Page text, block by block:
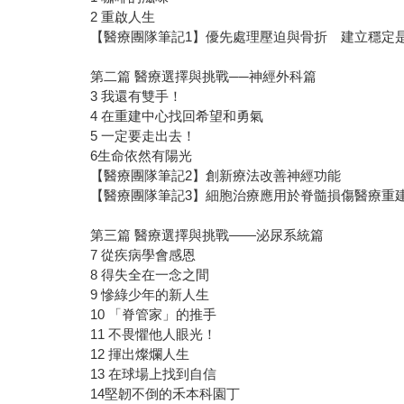
2 重啟人生
【醫療團隊筆記1】優先處理壓迫與骨折 建立穩定
第二篇 醫療選擇與挑戰──神經外科篇
3 我還有雙手！
4 在重建中心找回希望和勇氣
5 一定要走出去！
6生命依然有陽光
【醫療團隊筆記2】創新療法改善神經功能
【醫療團隊筆記3】細胞治療應用於脊髓損傷醫療重
第三篇 醫療選擇與挑戰——泌尿系統篇
7 從疾病學會感恩
8 得失全在一念之間
9 慘綠少年的新人生
10 「脊管家」的推手
11 不畏懼他人眼光！
12 揮出燦爛人生
13 在球場上找到自信
14堅韌不倒的禾本科園丁